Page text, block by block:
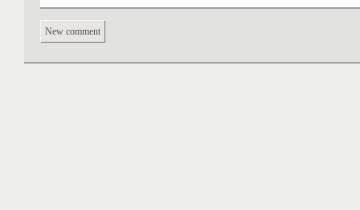
Formulas & Functions)
BIS 155 Week 3 Quiz (Data Analysis
BIS 155 Week 4 Quiz (Office
New comment